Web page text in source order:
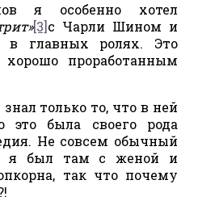
я особенно хотел
[3]с Чарли Шином и
в главных ролях. Это
проработанным
только то, что в ней
была своего рода
Не совсем обычный
я был там с женой и
так что почему